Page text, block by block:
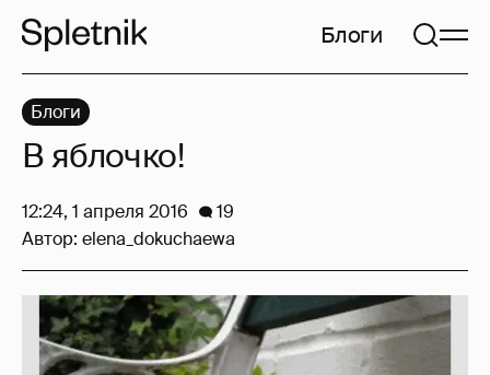
Блоги
Блоги
В яблочко!
12:24, 1 апреля 2016
19
Автор: elena_dokuchaewa